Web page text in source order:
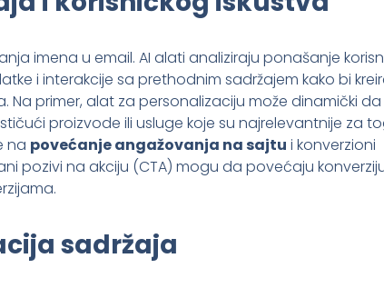
imena u email. AI alati analiziraju ponašanje
i interakcije sa prethodnim sadržajem kako bi
primer, alat za personalizaciju može dinamički da
proizvode ili usluge koje su najrelevantnije za
na povećanje angažovanja na sajtu i konverzioni
pozivi na akciju (CTA) mogu da povećaju
sadržaja